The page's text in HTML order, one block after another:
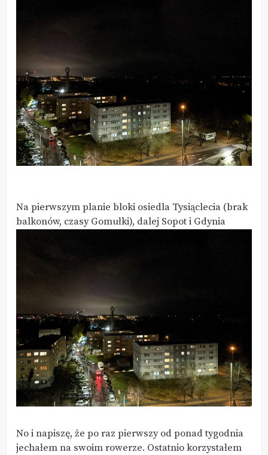
Na pierwszym planie bloki osiedla Tysiąclecia (brak
balkonów, czasy Gomułki), dalej Sopot i Gdynia
No i napiszę, że po raz pierwszy od ponad tygodnia
jechałem na swoim rowerze. Ostatnio korzystałem